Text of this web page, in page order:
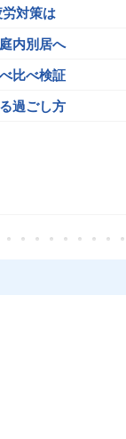
対策は
内別居へ
比べ検証
過ごし方